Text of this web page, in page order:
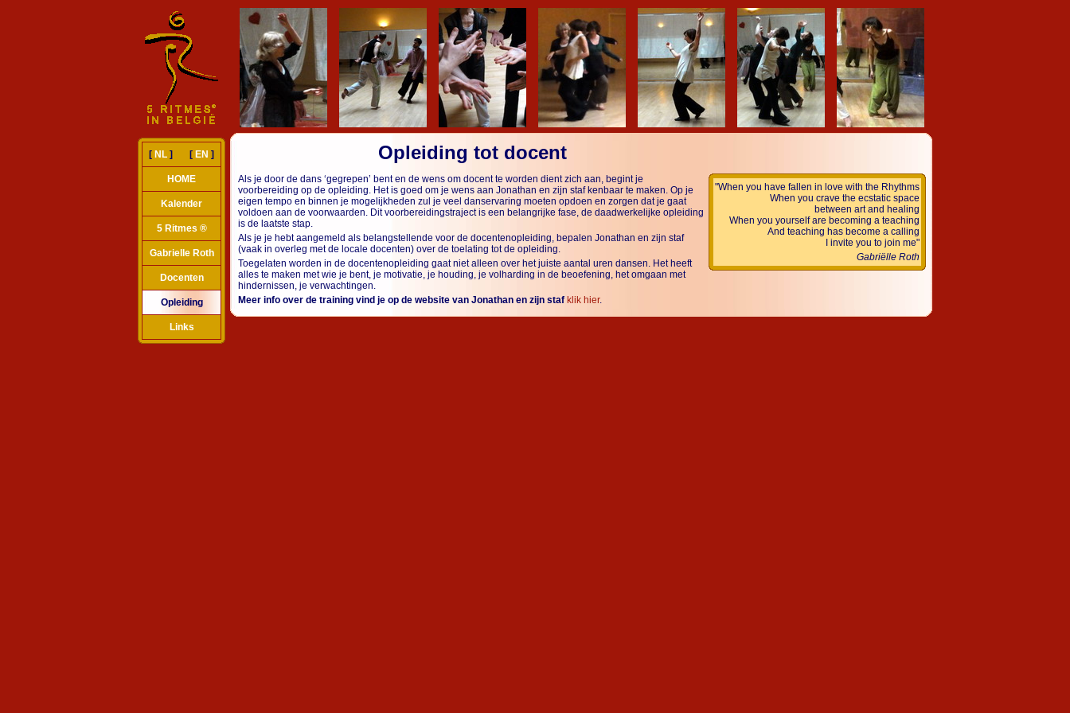
[ NL ] [ EN ]
HOME
Kalender
5 Ritmes ®
Gabrielle Roth
Docenten
Opleiding
Links
"When you have fallen in love with the Rhythms
When you crave the ecstatic space
between art and healing
When you yourself are becoming a teaching
And teaching has become a calling
I invite you to join me"
Gabriëlle Roth
Opleiding tot docent
Als je door de dans ‘gegrepen’ bent en de wens om docent te worden dient zich aan, begint je
voorbereiding op de opleiding. Het is goed om je wens aan Jonathan en zijn staf kenbaar te maken. Op je
eigen tempo en binnen je mogelijkheden zul je veel danservaring moeten opdoen en zorgen dat je gaat
voldoen aan de voorwaarden. Dit voorbereidingstraject is een belangrijke fase, de daadwerkelijke opleiding
is de laatste stap.
Als je je hebt aangemeld als belangstellende voor de docentenopleiding, bepalen Jonathan en zijn staf
(vaak in overleg met de locale docenten) over de toelating tot de opleiding.
Toegelaten worden in de docentenopleiding gaat niet alleen over het juiste aantal uren dansen. Het heeft
alles te maken met wie je bent, je motivatie, je houding, je volharding in de beoefening, het omgaan met
hindernissen, je verwachtingen.
Meer info over de training vind je op de website van Jonathan en zijn staf klik hier.